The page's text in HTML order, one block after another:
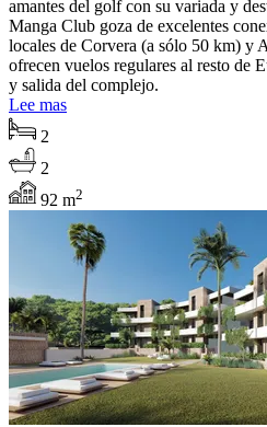
amantes del golf con su variada y
Manga Club goza de excelentes
locales de Corvera (a sólo 50 km) y
ofrecen vuelos regulares al resto de
y salida del complejo.
Lee mas
2
2
92 m2